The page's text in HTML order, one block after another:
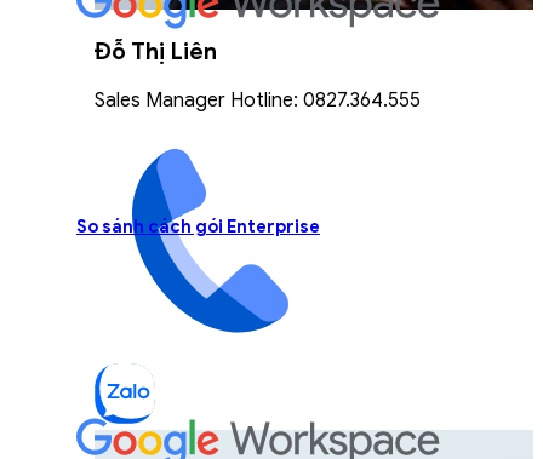
Đỗ Thị Liên
Sales Manager Hotline: 0827.364.555
So sánh cách gói Enterprise